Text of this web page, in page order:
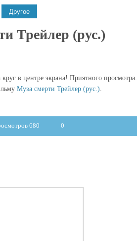
Трейлер (рус.)
в центре экрана! Приятного просмотра.
Муза смерти Трейлер (рус.).
680 0